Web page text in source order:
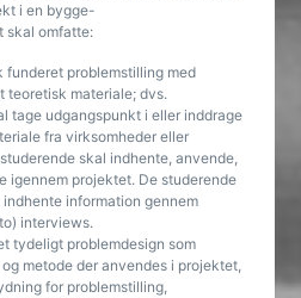
i en bygge-
skal omfatte:
funderet problemstilling med
teoretisk materiale; dvs.
tage udgangspunkt i eller inddrage
fra virksomheder eller
skal indhente, anvende,
igennem projektet. De studerende
information gennem
interviews.
tydeligt problemdesign som
metode der anvendes i projektet,
for problemstilling,